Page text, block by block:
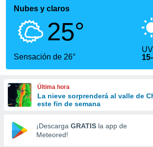
por
que se
calidad.
a este
las
y
forma
digital
basada
Nubes y claros
25°
Sensación de 26°
Última hora
La nieve sorprenderá al valle de
este fin de semana
¡Descarga GRATIS la app de
Meteored!